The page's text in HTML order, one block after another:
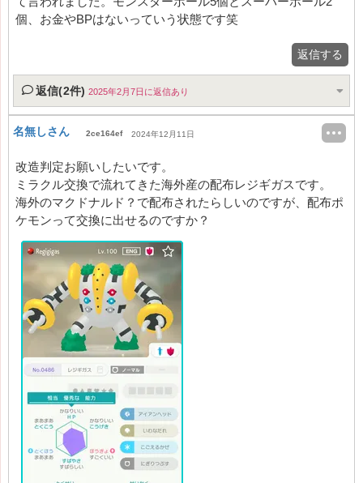
個、お金やBPはないっていう状態です笑
返信する
返信(2件) 2025年2月7日に返信あり
名無しさん 2ce164ef 2024年12月11日
改造判定お願いしたいです。
ミラクル交換で流れてきた海外産の配布レジギガスです。
海外のマクドナルド？で配布されたらしいのですが、配布ポ
ケモンって交換に出せるのですか？